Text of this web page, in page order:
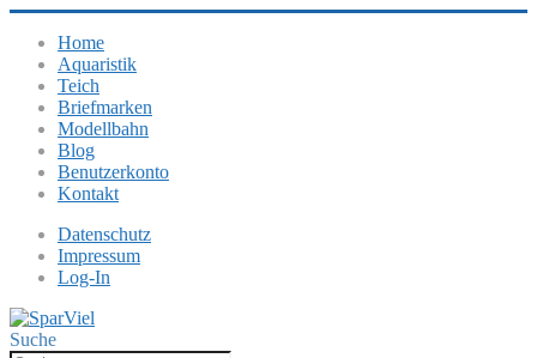
Home
Aquaristik
Teich
Briefmarken
Modellbahn
Blog
Benutzerkonto
Kontakt
Datenschutz
Impressum
Log-In
Suche